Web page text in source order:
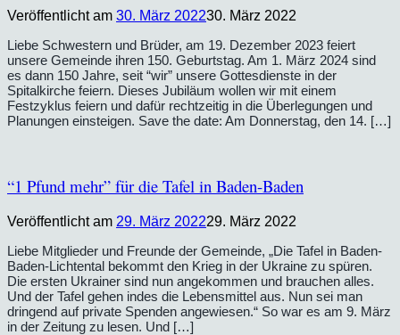
Veröffentlicht am 30. März 202230. März 2022
Liebe Schwestern und Brüder, am 19. Dezember 2023 feiert
unsere Gemeinde ihren 150. Geburtstag. Am 1. März 2024 sind
es dann 150 Jahre, seit “wir” unsere Gottesdienste in der
Spitalkirche feiern. Dieses Jubiläum wollen wir mit einem
Festzyklus feiern und dafür rechtzeitig in die Überlegungen und
Planungen einsteigen. Save the date: Am Donnerstag, den 14. […]
“1 Pfund mehr” für die Tafel in Baden-Baden
Veröffentlicht am 29. März 202229. März 2022
Liebe Mitglieder und Freunde der Gemeinde, „Die Tafel in Baden-
Baden-Lichtental bekommt den Krieg in der Ukraine zu spüren.
Die ersten Ukrainer sind nun angekommen und brauchen alles.
Und der Tafel gehen indes die Lebensmittel aus. Nun sei man
dringend auf private Spenden angewiesen.“ So war es am 9. März
in der Zeitung zu lesen. Und […]